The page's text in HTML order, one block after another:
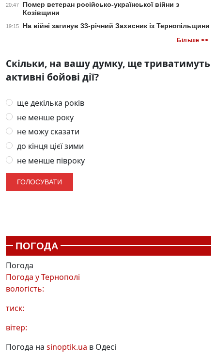
20:47
Помер ветеран російсько-української війни з
Козівщини
19:15 На війні загинув 33-річний Захисник із Тернопільщини
Більше >>
Скільки, на вашу думку, ще триватимуть
активні бойові дії?
ще декілька років
не менше року
не можу сказати
до кінця цієї зими
не менше півроку
ПОГОДА
Погода
Погода уТернополі
вологість:
тиск:
вітер:
Погода на sinoptik.ua в Одесі